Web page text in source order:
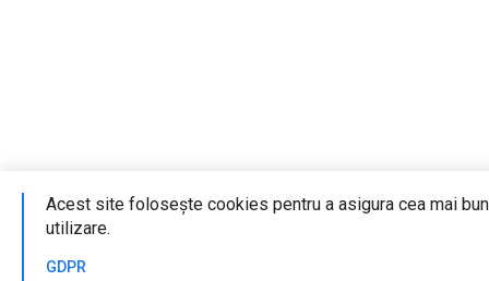
Acest site folosește cookies pentru a asigura cea mai
utilizare.
GDPR